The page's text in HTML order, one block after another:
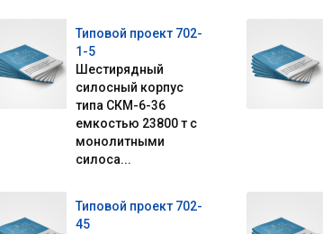
Типовой проект 702-
1-5
Шестирядный
силосный корпус
типа СКМ-6-36
емкостью 23800 т с
монолитными
силоса...
Типовой проект 702-
45